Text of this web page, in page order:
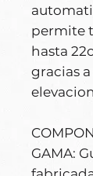
permite
hasta
gracias
GAMA: